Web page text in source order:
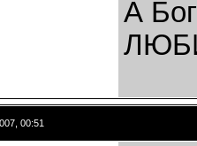
А
00:51